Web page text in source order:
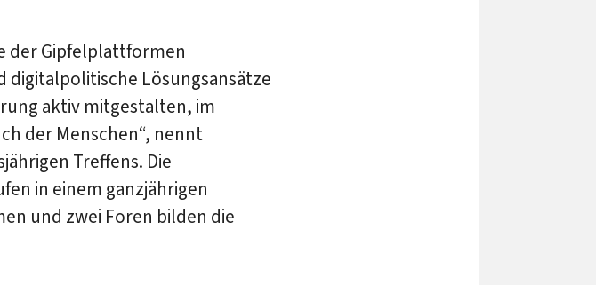
der Gipfelplattformen
Lösungsansätze
aktiv mitgestalten, im
der Menschen“, nennt
Treffens. Die
in einem ganzjährigen
und zwei Foren bilden die